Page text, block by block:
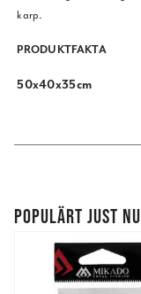
karp.
PRODUKTFAKTA
50x40x35cm
POPULÄRT JUST NU